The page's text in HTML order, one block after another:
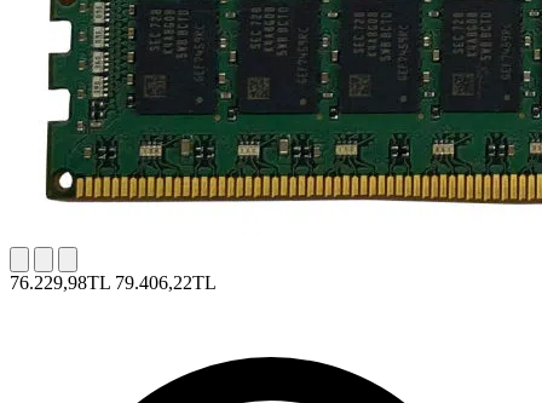
76.229,98TL 79.406,22TL